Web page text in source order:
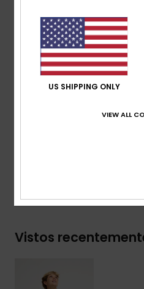
reciclado [160 g/m2]
Corte:corte Regular
Gola:gola redonda
Outros:estampa
Vistos
US SHIPPING ONLY
VIEW ALL